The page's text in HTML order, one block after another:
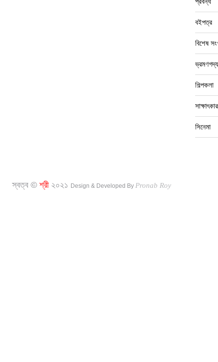
প্রবন্ধ
বইপত্র
বিশেষ
ভ্রমণগদ্য
শিল্পকলা
সাক্ষাৎকার
সিনেমা
স্বত্ব ©শ্রী ২০২১ Design & Developed By Pronab Roy